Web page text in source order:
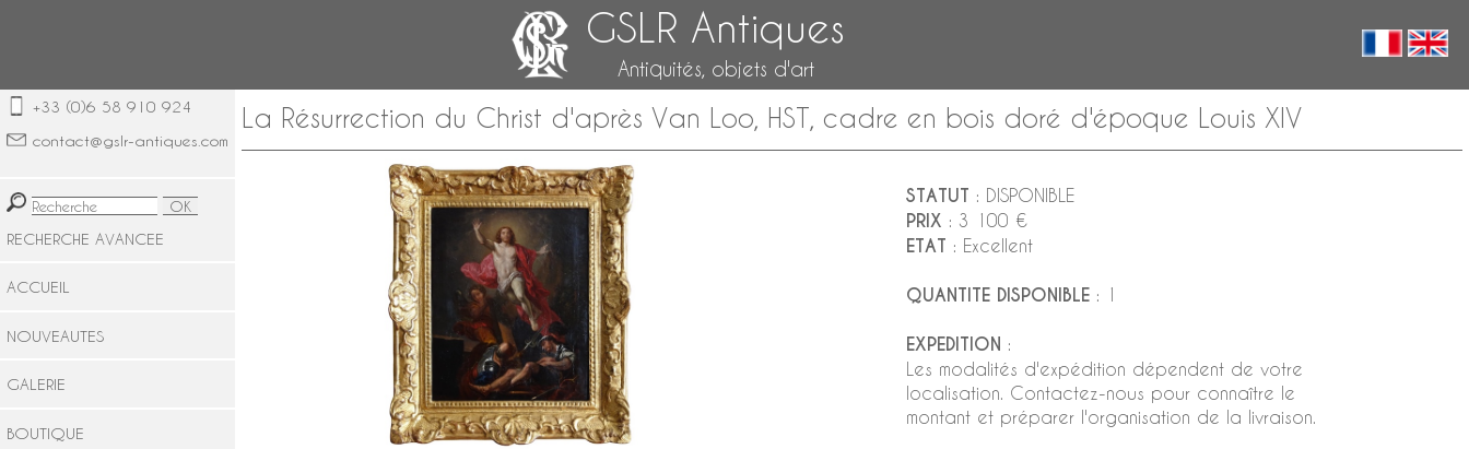
GSLR Antiques
Antiquités, objets d'art
+33 (0)6 58 910 924
contact@gslr-antiques.com
RECHERCHE AVANCEE
ACCUEIL
NOUVEAUTES
GALERIE
BOUTIQUE
La Résurrection du Christ d'après Van Loo, HST, cadre en bois doré d'époque Louis XIV
STATUT : DISPONIBLE
PRIX : 3 100 €
ETAT : Excellent
QUANTITE DISPONIBLE: 1
EXPEDITION :
Les modalités d'expédition dépendent de votre
localisation. Contactez-nous pour connaître le
montant et préparer l'organisation de la livraison.